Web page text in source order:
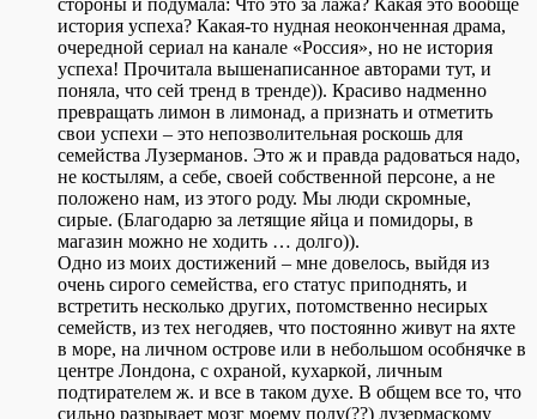
стороны и подумала: Что это за лажа? Какая это вообще
история успеха? Какая-то нудная неоконченная драма,
очередной сериал на канале «Россия», но не история
успеха! Прочитала вышенаписанное авторами тут, и
поняла, что сей тренд в тренде)). Красиво надменно
превращать лимон в лимонад, а признать и отметить
свои успехи – это непозволительная роскошь для
семейства Лузерманов. Это ж и правда радоваться надо,
не костылям, а себе, своей собственной персоне, а не
положено нам, из этого роду. Мы люди скромные,
сирые. (Благодарю за летящие яйца и помидоры, в
магазин можно не ходить … долго)).
Одно из моих достижений – мне довелось, выйдя из
очень сирого семейства, его статус приподнять, и
встретить несколько других, потомственно несирых
семейств, из тех негодяев, что постоянно живут на яхте
в море, на личном острове или в небольшом особнячке в
центре Лондона, с охраной, кухаркой, личным
подтирателем ж. и все в таком духе. В общем все то, что
сильно разрывает мозг моему полу(??) лузермаскому